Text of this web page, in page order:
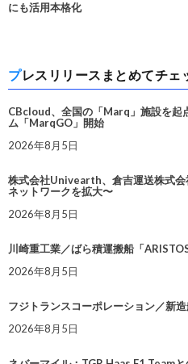
にも活用本格化
プレスリリースまとめてチェ
CBcloud、全国の「Marq」施設を起
ム「MarqGO」開始
2026年8月5日
株式会社Univearth、倉吉運送株式
ネットワークを拡大〜
2026年8月5日
川崎重工業／ばら積運搬船「
2026年8月5日
フジトランスコーポレーション／新
2026年8月5日